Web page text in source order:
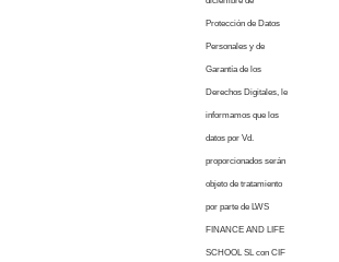
Protección de Datos
Personales y de
Garantía de los
Derechos Digitales, le
informamos que los
datos por Vd.
proporcionados serán
objeto de tratamiento
por parte de LWS
FINANCE AND LIFE
SCHOOL SL con CIF